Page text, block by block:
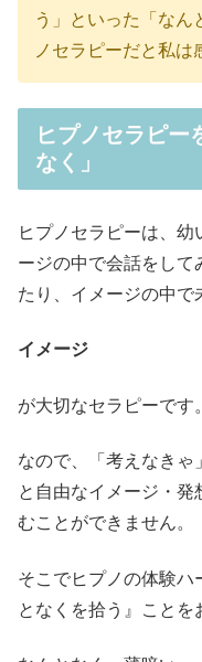
う」といった「なん
ノセラピーだと私は
ヒプノセラピー
なく」
ヒプノセラピーは、
ージの中で会話をして
たり、イメージの中で
イメージ
が大切なセラピーです。
なので、「考えなきゃ
と自由なイメージ・発
むことができません。
そこでヒプノの体験ハ
となくを拾う』ことを